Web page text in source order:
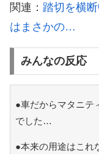
関連： 踏切を横
はまさかの…
みんなの反応
●車だからマタニテ
でした…
●本来の用途はこれ